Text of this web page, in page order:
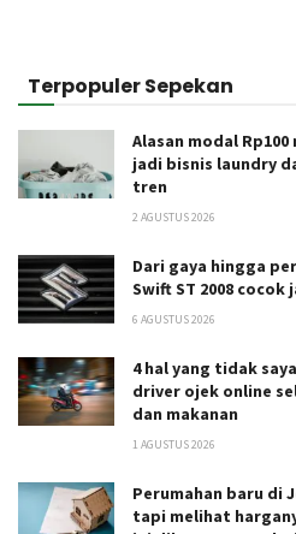
Terpopuler Sepekan
Alasan modal
jadi bisnis laundry
tren
2 AGUSTUS 2026
Dari gaya hingga
Swift ST 2008
6 AGUSTUS 2026
4 hal yang tidak
driver ojek online
dan makanan
1 AGUSTUS 2026
Perumahan baru di
tapi melihat